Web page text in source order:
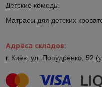
Детские комоды
Матрасы для детских
Адреса складов:
г. Киев, ул. Попудренко, 52